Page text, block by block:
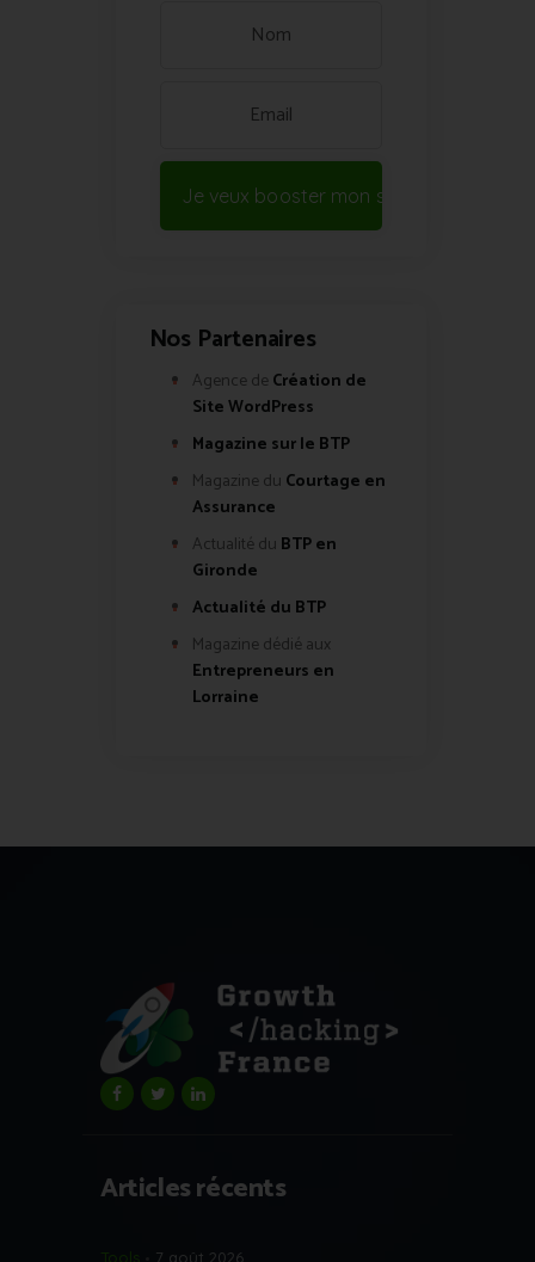
Je veux booster mon site !
Nos Partenaires
Agence de Création de
Site WordPress
Magazine sur le BTP
Magazine du Courtage en
Assurance
Actualité du BTP en
Gironde
Actualité du BTP
Magazine dédié aux
Entrepreneurs en
Lorraine
Articles récents
Tools 7 août 2026